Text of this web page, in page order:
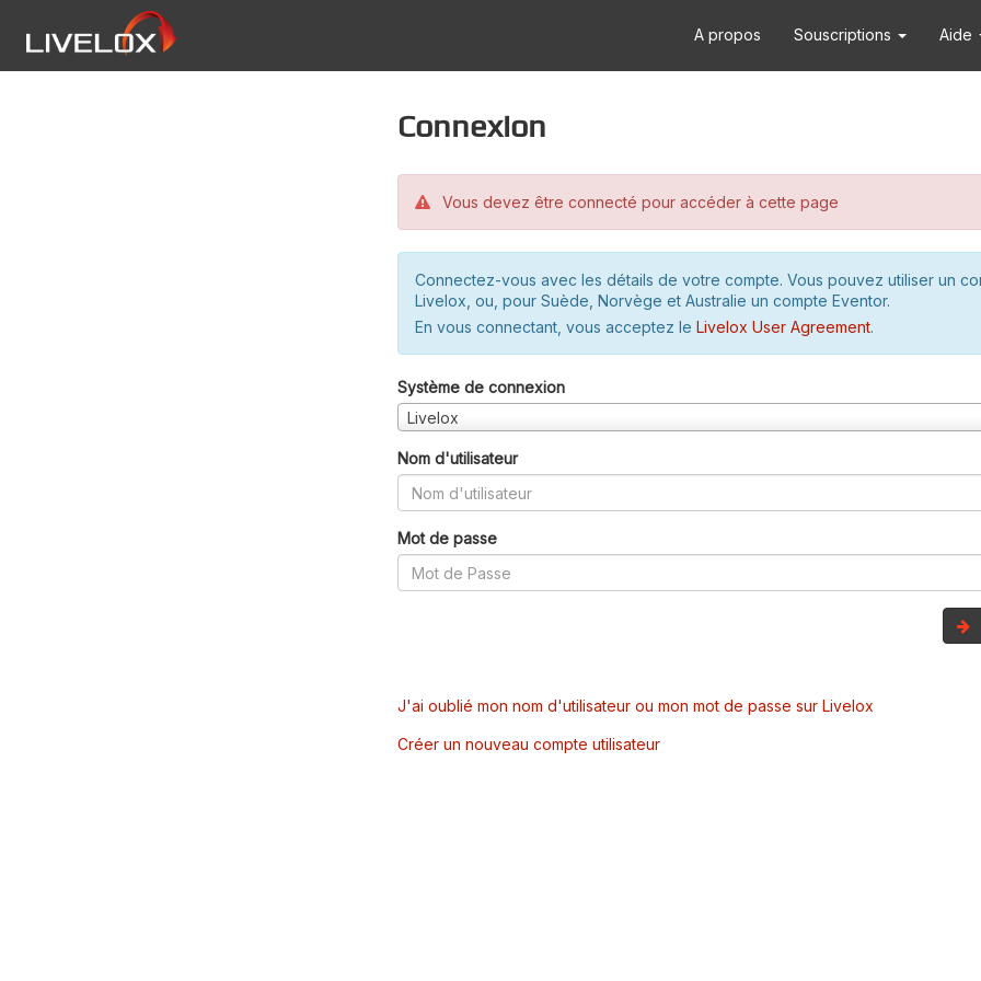
A propos Souscriptions Aide
Connexion
Vous devez être connecté pour accéder à cette page
Connectez-vous avec les détails de votre compte. Vous pouvez utiliser un
Livelox, ou, pour Suède, Norvège et Australie un compte Eventor.
En vous connectant, vous acceptez le Livelox User Agreement.
Système de connexion
Livelox
Nom d'utilisateur
Mot de passe
J'ai oublié mon nom d'utilisateur ou mon mot de passe sur Livelox
Créer un nouveau compte utilisateur